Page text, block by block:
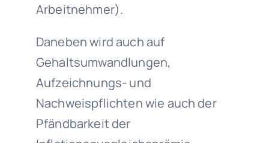
Arbeitnehmer).
Daneben wird auch auf
Gehaltsumwandlungen,
Aufzeichnungs- und
Nachweispflichten wie auch der
Pfändbarkeit der